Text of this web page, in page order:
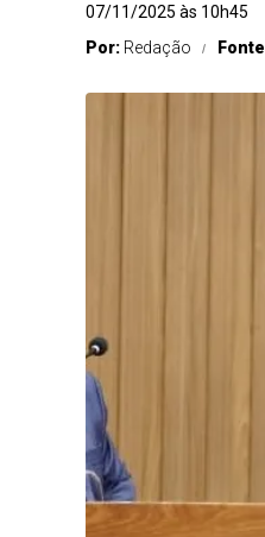
07/11/2025 às 10h45
Por: Redação